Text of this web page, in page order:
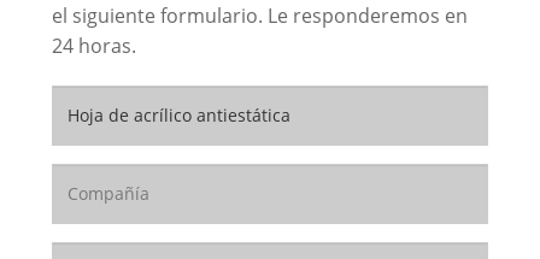
el siguiente formulario. Le responderemos en
24 horas.